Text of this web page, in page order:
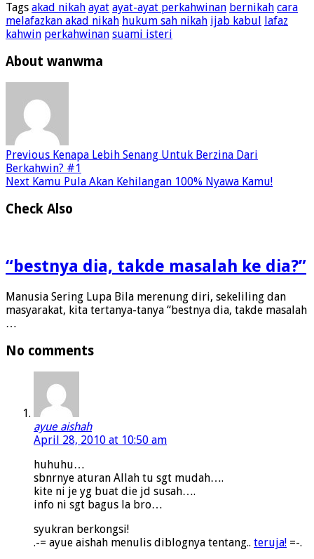
Tags akad nikah ayat ayat-ayat perkahwinan bernikah cara
melafazkan akad nikah hukum sah nikah ijab kabul
lafaz
kahwin perkahwinan suami isteri
About wanwma
Previous Kenapa Lebih Senang Untuk Berzina Dari
Berkahwin? #1
Next Kamu Pula Akan Kehilangan 100% Nyawa Kamu!
Check Also
“bestnya dia, takde masalah ke dia?”
Manusia Sering Lupa Bila merenung diri, sekeliling dan
masyarakat, kita tertanya-tanya “bestnya dia, takde masalah
…
No comments
ayue aishah
April 28, 2010 at 10:50 am
huhuhu…
sbnrnye aturan Allah tu sgt mudah….
kite ni je yg buat die jd susah….
info ni sgt bagus la bro…
syukran berkongsi!
.-= ayue aishah menulis diblognya tentang.. teruja! =-.